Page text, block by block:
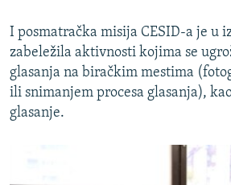
I posmatračka misija CESID-a je u
zabeležila aktivnosti kojima se
glasanja na biračkim mestima
ili snimanjem procesa glasanja),
glasanje.